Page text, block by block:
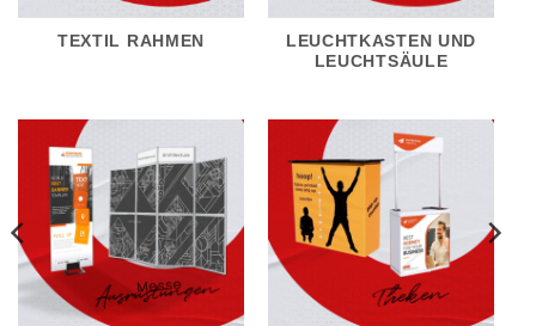
TEXTIL RAHMEN
LEUCHTKASTEN UND
LEUCHTSÄULE